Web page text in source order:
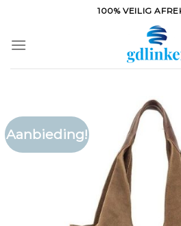
inhoud
100% VEILIG
Aanbieding!